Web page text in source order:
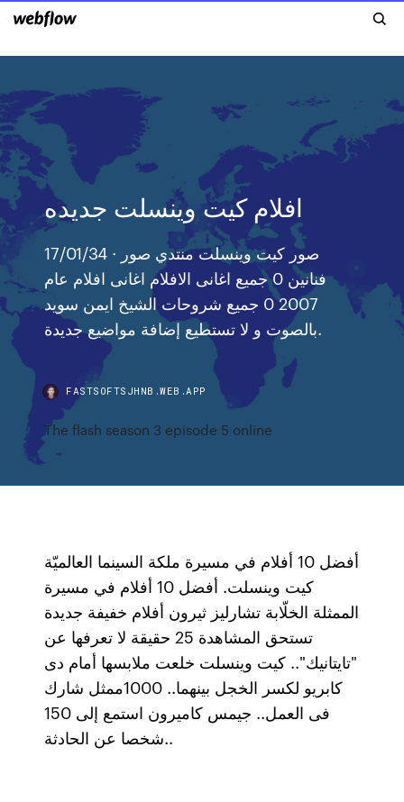
افلام كيت وينسلت جديده
17/01/34 · صور كيت وينسلت منتدي صور
فنانين 0 جميع اغانى الافلام اغانى افلام عام
2007 0 جميع شروحات الشيخ ايمن سويد
بالصوت و لا تستطيع إضافة مواضيع جديدة.
FASTSOFTSJHNB.WEB.APP
The flash season 3 episode 5 online
أفضل 10 أفلام في مسيرة ملكة السينما العالميّة
كيت وينسلت. أفضل 10 أفلام في مسيرة
الممثلة الخلّابة تشارليز ثيرون أفلام خفيفة جديدة
تستحق المشاهدة 25 حقيقة لا تعرفها عن
"تايتانيك".. كيت وينسلت خلعت ملابسها أمام دى
كابريو لكسر الخجل بينهما.. 1000ممثل شارك
فى العمل.. جيمس كاميرون استمع إلى 150
شخصا عن الحادثة..